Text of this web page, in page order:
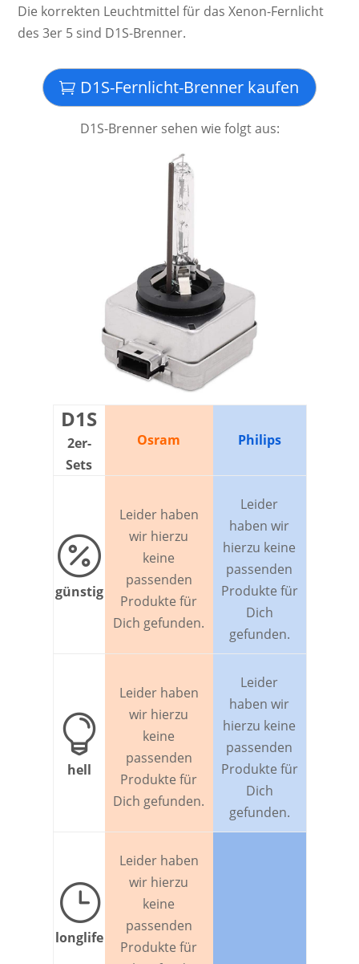
Die kor­rek­ten Leucht­mittel für das Xenon-Fernlicht
des 3er 5 sind D1S-Brenner.
D1S-Fernlicht-Brenner kaufen
D1S-Brenner sehen wie folgt aus:
D1S
2er-
Sets
Osram Philips

günstig
Leider haben
wir hierzu
keine
passenden
Produkte für
Dich gefunden.
Leider
haben wir
hierzu keine
passenden
Produkte für
Dich
gefunden.

hell
Leider haben
wir hierzu
keine
passenden
Produkte für
Dich gefunden.
Leider
haben wir
hierzu keine
passenden
Produkte für
Dich
gefunden.
}
longlife
Leider haben
wir hierzu
keine
passenden
Produkte für